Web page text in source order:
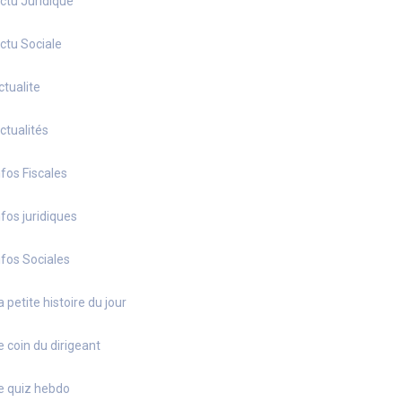
Sociale
Fiscales
juridiques
Sociales
petite histoire du jour
coin du dirigeant
quiz hebdo